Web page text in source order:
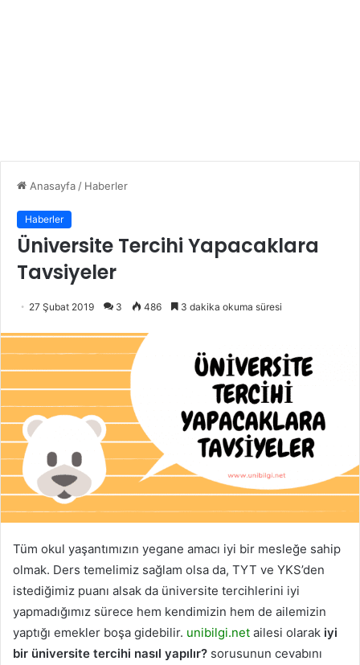
Anasayfa / Haberler
Haberler
Üniversite Tercihi Yapacaklara
Tavsiyeler
27 Şubat 2019 3 486 3 dakika okuma süresi
Tüm okul yaşantımızın yegane amacı iyi bir mesleğe sahip
olmak. Ders temelimiz sağlam olsa da, TYT ve YKS’den
istediğimiz puanı alsak da üniversite tercihlerini iyi
yapmadığımız sürece hem kendimizin hem de ailemizin
yaptığı emekler boşa gidebilir. unibilgi.net ailesi olarak iyi
bir üniversite tercihi nasıl yapılır? sorusunun cevabını